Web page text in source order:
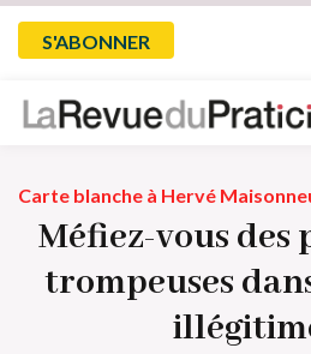
Skip
navigation
Menu
du
de
l'utilisateur
S'ABONNER
Carte blanche à Hervé
Méfiez-vous
trompeuses